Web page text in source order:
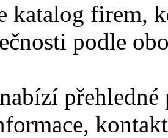
katalog firem,
podle